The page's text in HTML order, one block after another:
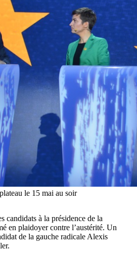
le 15 mai au soir
candidats à la présidence de la
en plaidoyer contre l’austérité. Un
de la gauche radicale Alexis